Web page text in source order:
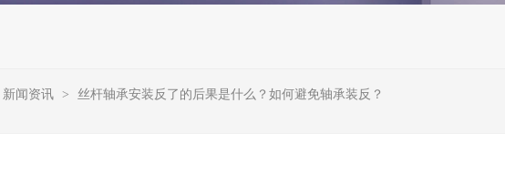
新闻资讯 > 丝杆轴承安装反了的后果是什么？如何避免轴承装反？